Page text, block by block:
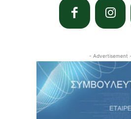
- Advertisement -